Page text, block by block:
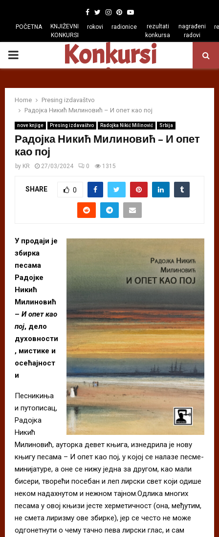
Facebook
TwitterInstagram
Pinterest
Youtube
POČETNA
KNJIŽEVNI
KONKURSI
rokovi radionice
rezultati
konkursa
nagrađeni
radovi
PRIMARY
Konkursi
regiona
Home
Presing izdavaštvo
Радојка Никић Милиновић – И опет као пој
nove knjige Presing izdavaštvo Radojka Nikić Milinović Srbija
Радојка Никић Милиновић – И опет
као пој
by KR 27/03/2024 0 1315
SHARE 0
У продаји је
збирка
песама
Радојке
Никић
Милиновић
– И опет као
пој, дело
духовности
, мистике и
осећајност
и
Песникиња
и путописац,
Радојка
Никић
Милиновић, ауторка девет књига, изнедрила је нову
књигу песама – И опет као пој, у којој се налазе песме-
минијатуре, а оне се нижу једна за другом, као мали
бисери, творећи посебан и леп лирски свет који одише
неком надахнутом и нежном тајном.Одлика многих
песама у овој књизи јесте херметичност (она, међутим,
не смета лиризму ове збирке), јер се често не може
одгонетнути о чему тачно пева лирски глас, и сам